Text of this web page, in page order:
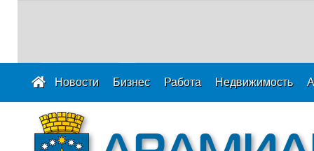
Новости Бизнес Работа Недвижимость